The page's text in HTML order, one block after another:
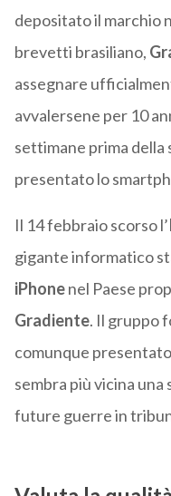
depositato il marchio
brevetti brasiliano,
assegnare
avvalersene per 10
settimane prima della
presentato lo
Il 14 febbraio scorso l’
gigante informatico
iPhonenel Paese
Gradiente. Il gruppo
comunque
sembra più vicina
future guerre in